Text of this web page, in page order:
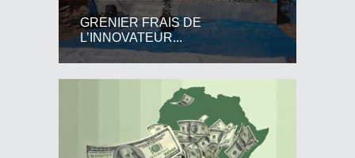
GRENIER FRAIS DE
L’INNOVATEUR...